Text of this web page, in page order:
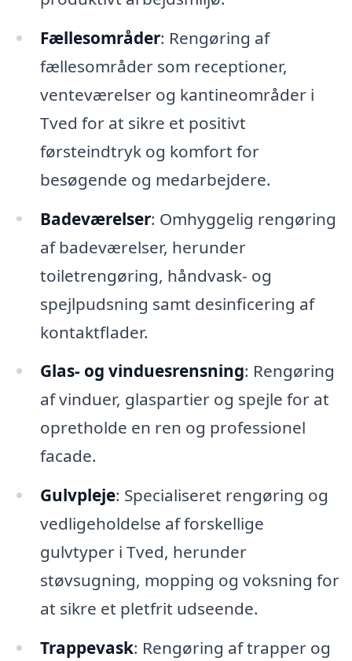
Fællesområder: Rengøring af
fællesområder som receptioner,
venteværelser og kantineområder i
Tved for at sikre et positivt
førsteindtryk og komfort for
besøgende og medarbejdere.
Badeværelser: Omhyggelig rengøring
af badeværelser, herunder
toiletrengøring, håndvask- og
spejlpudsning samt desinficering af
kontaktflader.
Glas- og vinduesrensning: Rengøring
af vinduer, glaspartier og spejle for at
opretholde en ren og professionel
facade.
Gulvpleje: Specialiseret rengøring og
vedligeholdelse af forskellige
gulvtyper i Tved, herunder
støvsugning, mopping og voksning for
at sikre et pletfrit udseende.
Trappevask: Rengøring af trapper og